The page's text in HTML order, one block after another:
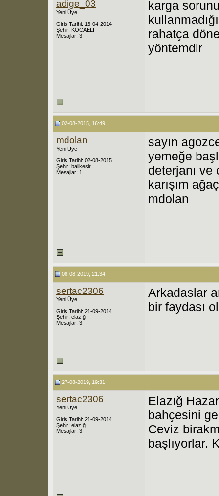
adige_03
Yeni Üye
Giriş Tarihi: 13-04-2014
Şehir: KOCAELİ
Mesajlar: 3
karga
rahatça
yöntemdir
02-08-2015, 16:49
mdolan
Yeni Üye
Giriş Tarihi: 02-08-2015
Şehir: balikesir
Mesajlar: 1
sayın
yemeğe
deterjanı ve
karışım
mdolan
08-08-2019, 21:34
sertac2306
Yeni Üye
Giriş Tarihi: 21-09-2014
Şehir: elazığ
Mesajlar: 3
Arkadaslar
bir faydası
27-08-2019, 19:31
sertac2306
Yeni Üye
Giriş Tarihi: 21-09-2014
Şehir: elazığ
Mesajlar: 3
Elazığ
bahçesini
Ceviz
başlıyorlar.